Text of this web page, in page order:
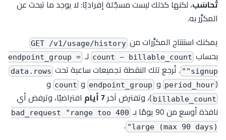
تُحاسَب، لكنها كذلك ليست مسجّلة إفراديًا: لا يوجد ما تبحث عن
المكرَّر به.
يمكنك استنتاج المكرَّرات من GET /v1/usage/history
بحساب count − billable_count لـ endpoint_group =
"signup"
. تُرجع تلك النقطة تجميعات ساعية تحت data.rows
(
period_hour و endpoint_group و count و
billable_count )، وتفترض آخر7 أيام
افتراضيًا، وترفض أي
نافذة أوسع من 90 يومًا بـ
400 bad_request "range too
large (max 90 days)"
.